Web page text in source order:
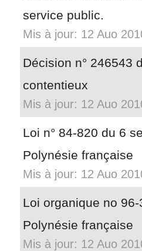
service public.
Mis à jour: 12 Auo
Décision n° 246543
contentieux
Mis à jour: 12 Auo
Loi n° 84-820 du 6
Polynésie française
Mis à jour: 12 Auo
Loi organique no
Polynésie française
Mis à jour: 12 Auo